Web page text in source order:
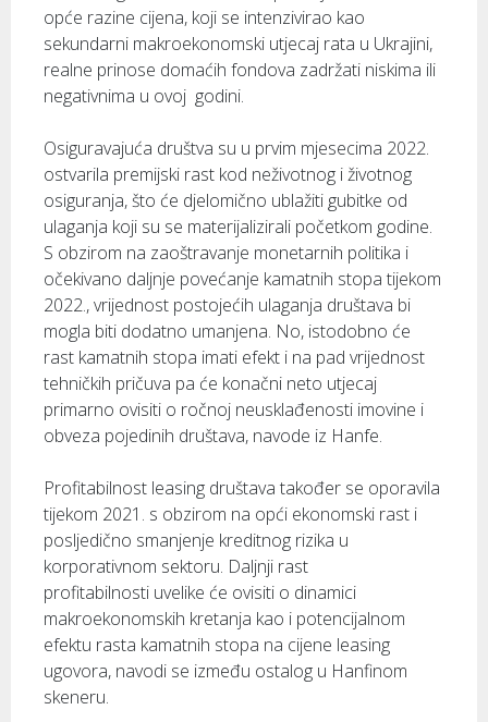
opće razine cijena, koji se intenzivirao kao
sekundarni makroekonomski utjecaj rata u Ukrajini,
realne prinose domaćih fondova zadržati niskima ili
negativnima u ovoj godini.
Osiguravajuća društva su u prvim mjesecima 2022.
ostvarila premijski rast kod neživotnog i životnog
osiguranja, što će djelomično ublažiti gubitke od
ulaganja koji su se materijalizirali početkom godine.
S obzirom na zaoštravanje monetarnih politika i
očekivano daljnje povećanje kamatnih stopa tijekom
2022., vrijednost postojećih ulaganja društava bi
mogla biti dodatno umanjena. No, istodobno će
rast kamatnih stopa imati efekt i na pad vrijednost
tehničkih pričuva pa će konačni neto utjecaj
primarno ovisiti o ročnoj neusklađenosti imovine i
obveza pojedinih društava, navode iz Hanfe.
Profitabilnost leasing društava također se oporavila
tijekom 2021. s obzirom na opći ekonomski rast i
posljedično smanjenje kreditnog rizika u
korporativnom sektoru. Daljnji rast
profitabilnosti uvelike će ovisiti o dinamici
makroekonomskih kretanja kao i potencijalnom
efektu rasta kamatnih stopa na cijene leasing
ugovora, navodi se između ostalog u Hanfinom
skeneru.